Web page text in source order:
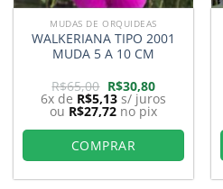
MUDAS DE ORQUIDEAS
WALKERIANA TIPO 2001
MUDA 5 A 10 CM
R$65,00 O
preço
original
era:
R$65,00.
R$30,80O
preço
atual
é:
R$30,80.
6x de R$5,13 s/ juros
ou R$27,72 no pix
COMPRAR